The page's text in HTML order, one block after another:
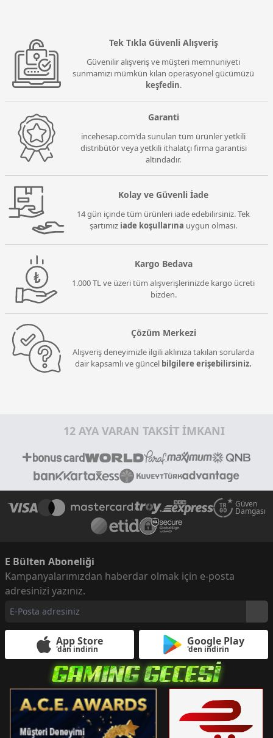
Tek Tıkla Güvenli Alışveriş
Güvenilir alışveriş ve müşteri memnuniyeti
sunmamızı mümkün kılan operasyonel gücümüzü
keşfedin.
Garanti
incehesap.com'da sunulan tüm ürünler yetkili
distribütör veya yetkili ithalatçı firma garantisi
altındadır.
Kolay ve Güvenli İade
14 gün içinde tüm ürünleri iade edebilirsiniz. Tek
şartımız iade koşullarına uygun olması.
Kargo Bedava
1.000 TL ve üzeri tüm alışverişlerinizde kargo ücreti
bizden.
Çözüm Merkezi
Alışveriş deneyimizle ilgili aklınıza takılan sorularda
dair kapsamlı ve güncel bilgilere erişebilirsiniz.
12 AYA VARAN TAKSİT İMKANI
Güven
Damgası
E Bülten Aboneliği
Kampanyalarımızdan haberdar olmak için e-posta
adresinizi yazınız.
App Store
'dan indirin
Google Play
'den indirin